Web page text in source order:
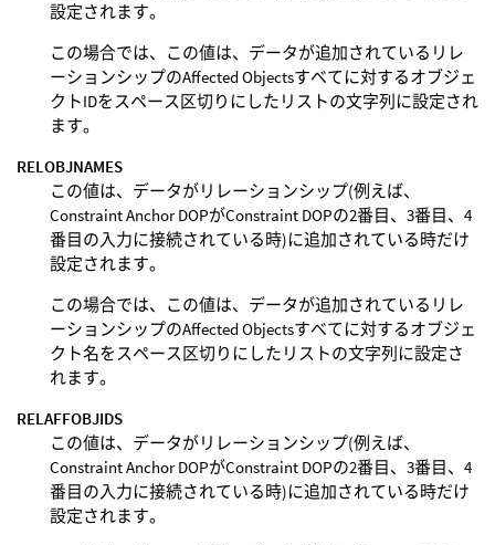
設定されます。
この場合では、この値は、データが追加されているリレ
ーションシップのAffected Objectsすべてに対するオブジェ
クトIDをスペース区切りにしたリストの文字列に設定され
ます。
RELOBJNAMES
この値は、データがリレーションシップ(例えば、
Constraint Anchor DOPがConstraint DOPの2番目、3番目、4
番目の入力に接続されている時)に追加されている時だけ
設定されます。
この場合では、この値は、データが追加されているリレ
ーションシップのAffected Objectsすべてに対するオブジェ
クト名をスペース区切りにしたリストの文字列に設定さ
れます。
RELAFFOBJIDS
この値は、データがリレーションシップ(例えば、
Constraint Anchor DOPがConstraint DOPの2番目、3番目、4
番目の入力に接続されている時)に追加されている時だけ
設定されます。